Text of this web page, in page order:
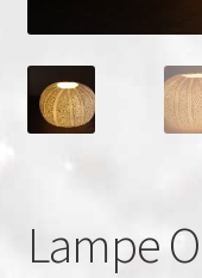
Panier
Validation de la
Lampe